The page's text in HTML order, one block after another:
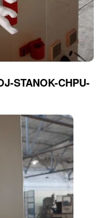
STANOK-CHPU-